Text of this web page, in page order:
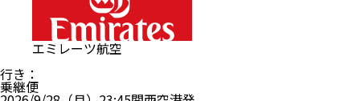
エミレーツ航空
行き ：
乗継便